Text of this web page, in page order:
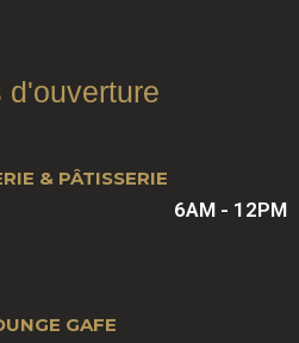
d'ouverture
& PÂTISSERIE
6AM - 12PM
GAFE